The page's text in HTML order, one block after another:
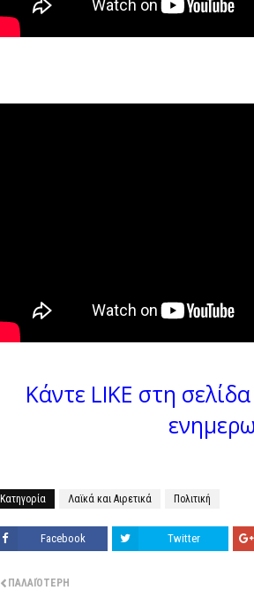
Κάντε LIKE στη
Κατηγορία Λαϊκά και Αιρετικά Πολιτική
Facebook Twitter
ΠΑΛΑΙΌΤΕΡΗ